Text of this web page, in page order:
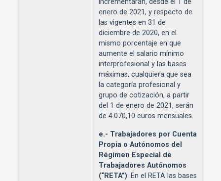
enero de 2021, y respecto de
las vigentes en 31 de
diciembre de 2020, en el
mismo porcentaje en que
aumente el salario mínimo
interprofesional y las bases
máximas, cualquiera que sea
la categoría profesional y
grupo de cotización, a partir
del 1 de enero de 2021, serán
de 4.070,10 euros mensuales.
e.- Trabajadores por Cuenta
Propia o Autónomos del
Régimen Especial de
Trabajadores Autónomos
(“RETA”): En el RETA las bases